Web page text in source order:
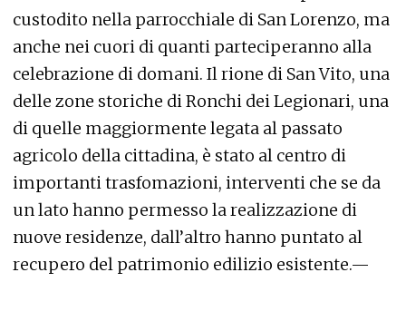
custodito nella parrocchiale di San Lorenzo, ma
anche nei cuori di quanti parteciperanno alla
celebrazione di domani. Il rione di San Vito, una
delle zone storiche di Ronchi dei Legionari, una
di quelle maggiormente legata al passato
agricolo della cittadina, è stato al centro di
importanti trasfomazioni, interventi che se da
un lato hanno permesso la realizzazione di
nuove residenze, dall’altro hanno puntato al
recupero del patrimonio edilizio esistente.—